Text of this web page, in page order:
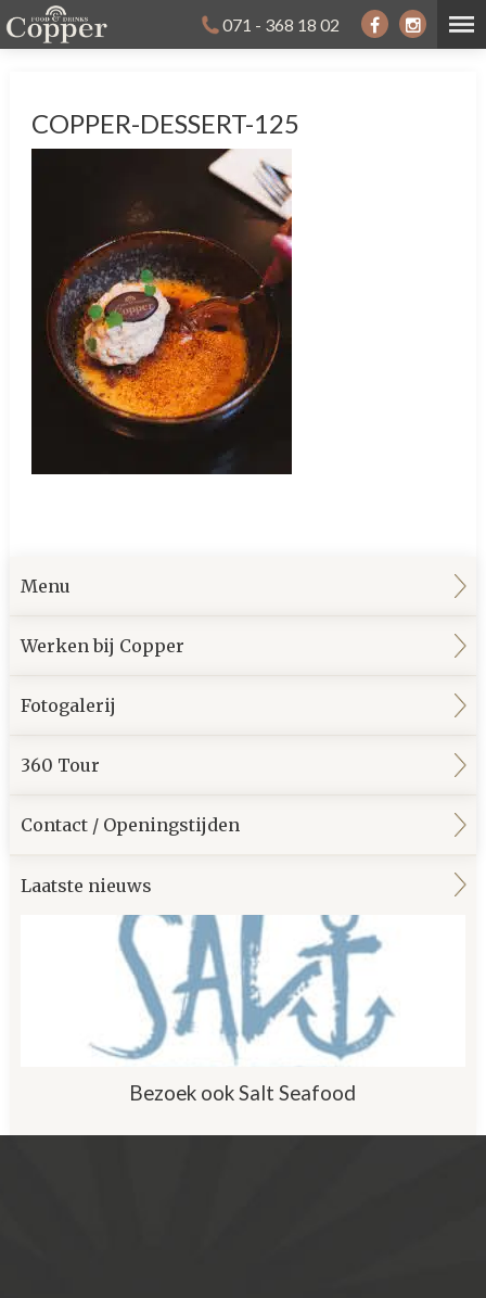
071 - 368 18 02
COPPER-DESSERT-125
Menu
Werken bij Copper
Fotogalerij
360 Tour
Contact / Openingstijden
Laatste nieuws
Bezoek ook Salt Seafood